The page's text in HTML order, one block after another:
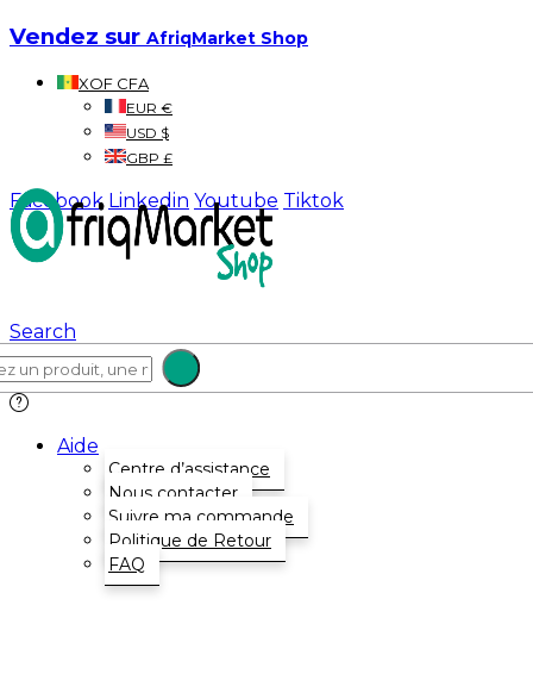
Vendez sur AfriqMarket Shop
XOF CFA
EUR €
USD $
GBP £
Facebook Linkedin Youtube Tiktok
Search
Aide
Centre d’assistance
Nous contacter
Suivre ma commande
Politique de Retour
FAQ